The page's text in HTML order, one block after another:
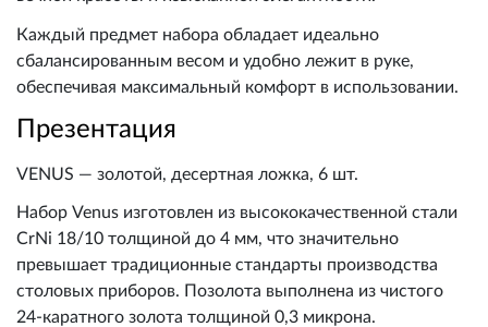
Каждый предмет набора обладает идеально
сбалансированным весом и удобно лежит в руке,
обеспечивая максимальный комфорт в использовании.
Презентация
VENUS — золотой, десертная ложка, 6 шт.
Набор Venus изготовлен из высококачественной стали
CrNi 18/10 толщиной до 4 мм, что значительно
превышает традиционные стандарты производства
столовых приборов. Позолота выполнена из чистого
24-каратного золота толщиной 0,3 микрона.